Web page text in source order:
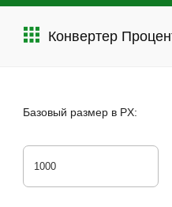
Конвертер
Базовый размер в PX: